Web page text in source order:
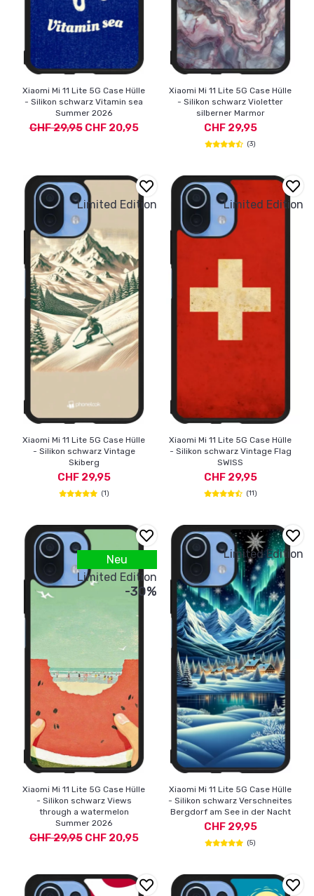
Xiaomi Mi 11 Lite 5G Case Hülle
- Silikon schwarz Vitamin sea
Summer 2026
CHF 29,95CHF 20,95
Xiaomi Mi 11 Lite 5G Case Hülle
- Silikon schwarz Violetter
silberner Marmor
CHF 29,95
(3)
Xiaomi Mi 11 Lite 5G Case Hülle
- Silikon schwarz Vintage
Skiberg
CHF 29,95
(1)
Limited Edition
Xiaomi Mi 11 Lite 5G Case Hülle
- Silikon schwarz Vintage Flag
SWISS
CHF 29,95
(11)
Limited Edition
Xiaomi Mi 11 Lite 5G Case Hülle
- Silikon schwarz Views
through a watermelon
Summer 2026
CHF 29,95CHF 20,95
Neu
Limited Edition
-30%
Xiaomi Mi 11 Lite 5G Case Hülle
- Silikon schwarz Verschneites
Bergdorf am See in der Nacht
CHF 29,95
(5)
Limited Edition